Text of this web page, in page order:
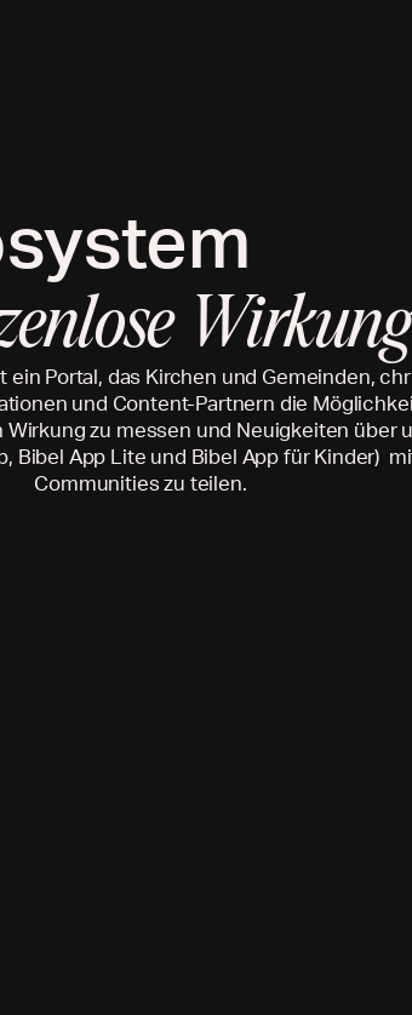
Wirkung
ein Portal, das Kirchen und Gemeinden,
und Content-Partnern die
Wirkung zu messen und Neuigkeiten über
Bibel App Lite und Bibel App für Kinder)
Communities zu teilen.